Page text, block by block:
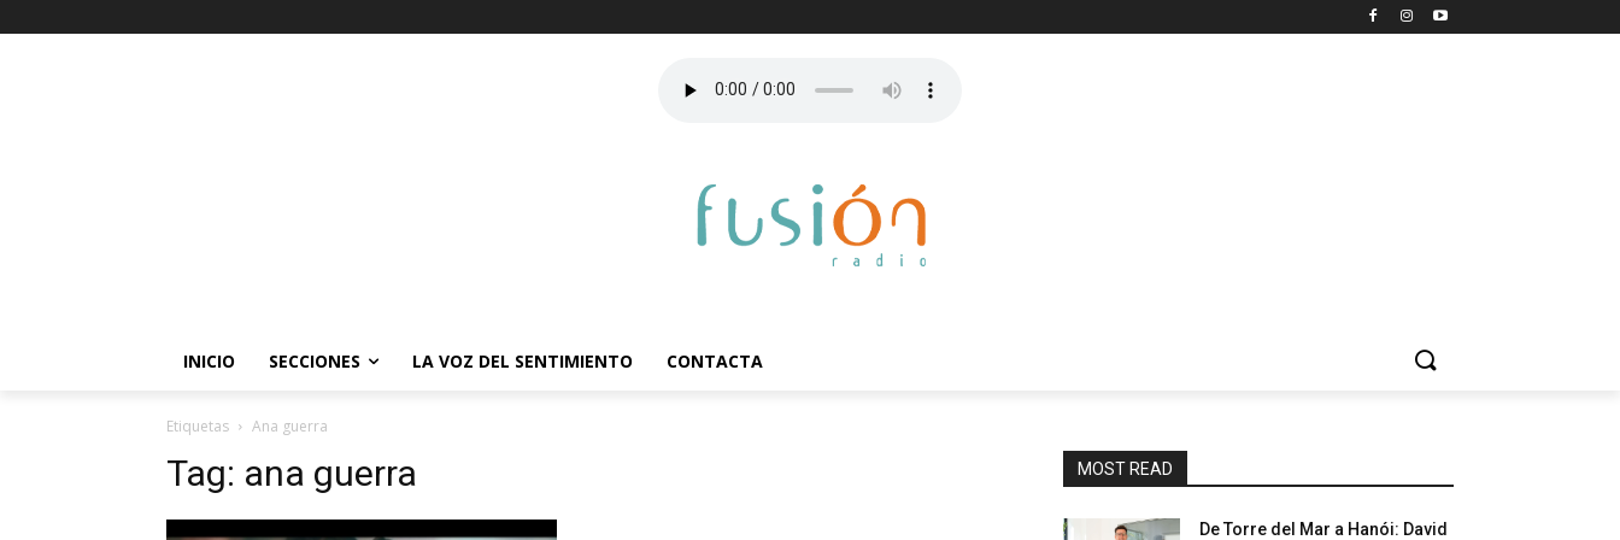
INICIO SECCIONES LA VOZ DEL SENTIMIENTO CONTACTA
Etiquetas Ana guerra
Tag: ana guerra MOST READ
De Torre del Mar a Hanói: David